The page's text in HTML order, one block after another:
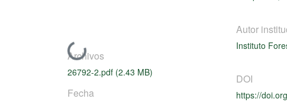
Cargando...
Archivos
26792-2.pdf (2.43 MB)
Fecha
Autor
Instituto
DOI
https://